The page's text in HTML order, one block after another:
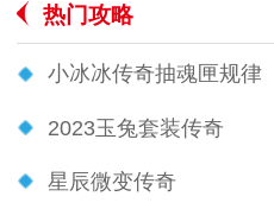
热门攻略
小冰冰传奇抽魂匣规律
2023玉兔套装传奇
星辰微变传奇